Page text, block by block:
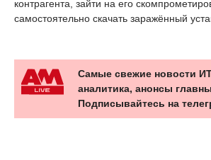
контрагента, зайти на его
самостоятельно скачать заражённый
Самые свежие новости
аналитика, анонсы
Подписывайтесь на